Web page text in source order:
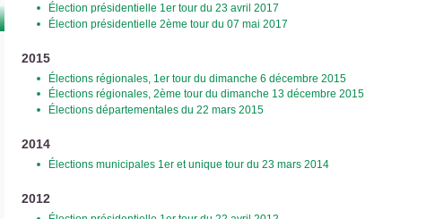
Élection présidentielle 1er tour du 23 avril 2017
Élection présidentielle 2ème tour du 07 mai 2017
2015
Élections régionales, 1er tour du dimanche 6 décembre 2015
Élections régionales, 2ème tour du dimanche 13 décembre 2015
Élections départementales du 22 mars 2015
2014
Élections municipales 1er et unique tour du 23 mars 2014
2012